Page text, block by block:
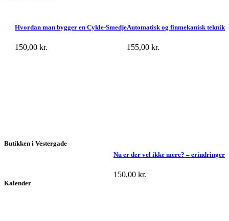
Automatisk og finmekanisk teknik
155,00 kr.
Hvordan man bygger en Cykle-Smedje
150,00 kr.
Nu er der vel ikke mere? – erindringer
150,00 kr.
Butikken i Vestergade
Kalender